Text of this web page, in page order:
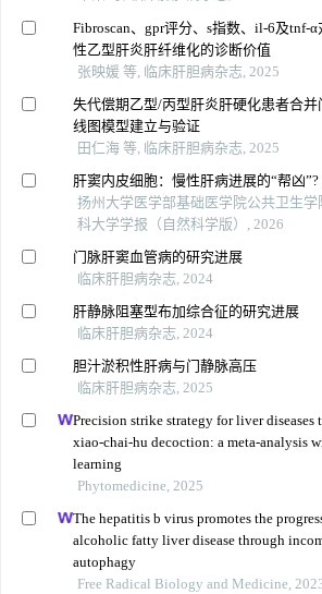
Fibroscan、gpr评分、s指数、il-6及tnf-α
性乙型肝炎肝纤维化的诊断价值
张映媛 等, 临床肝胆病杂志, 2025
失代偿期乙型/丙型肝炎肝硬化患者合并
线图模型建立与验证
田仁海 等, 临床肝胆病杂志, 2025
肝窦内皮细胞：慢性肝病进展的“帮凶”?
扬州大学医学部基础医学院公共卫生学
科大学学报（自然科学版）, 2026
门脉肝窦血管病的研究进展
临床肝胆病杂志, 2024
肝静脉阻塞型布加综合征的研究进展
临床肝胆病杂志, 2024
胆汁淤积性肝病与门静脉高压
临床肝胆病杂志, 2025
Precision strike strategy for liver
xiao-chai-hu decoction: a meta-analysis
learning
Phytomedicine, 2025
The hepatitis b virus promotes the
alcoholic fatty liver disease through
autophagy
Free Radical Biology and Medicine,